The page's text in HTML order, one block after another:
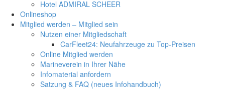
Hotel ADMIRAL SCHEER
Onlineshop
Mitglied werden – Mitglied sein
Nutzen einer Mitgliedschaft
CarFleet24: Neufahrzeuge zu Top-Preisen
Online Mitglied werden
Marineverein in Ihrer Nähe
Infomaterial anfordern
Satzung & FAQ (neues Infohandbuch)